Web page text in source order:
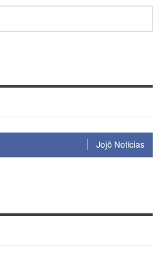
Jojô Notícias